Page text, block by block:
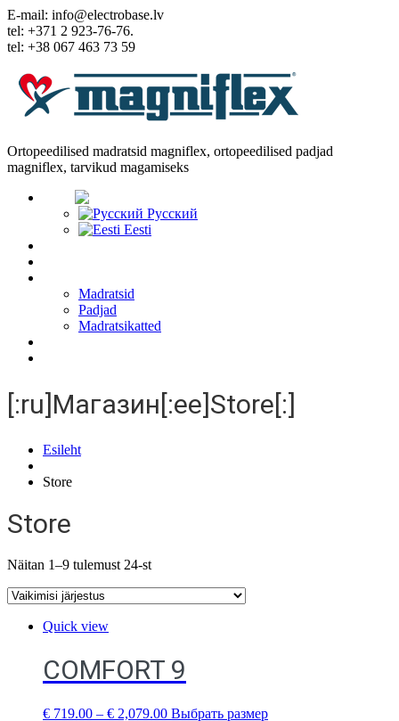
E-mail: info@electrobase.lv
tel: +371 2 923-76-76.
tel: +38 067 463 73 59
Ortopeedilised madratsid magniflex, ortopeedilised padjad
magniflex, tarvikud magamiseks
Русский
Eesti
Madratsid
Padjad
Madratsikatted
[:ru]Магазин[:ee]Store[:]
Esileht
Store
Store
Näitan 1–9 tulemust 24-st
Quick view
COMFORT 9
€ 719.00 – € 2,079.00 Выбрать размер